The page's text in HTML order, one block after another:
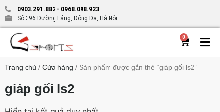
0903.291.882 - 0968.098.923
Số 396 Đường Láng, Đống Đa, Hà Nội
0
Trang chủ / Cửa hàng / Sản phẩm được gắn thẻ “giáp gối ls2”
giáp gối ls2